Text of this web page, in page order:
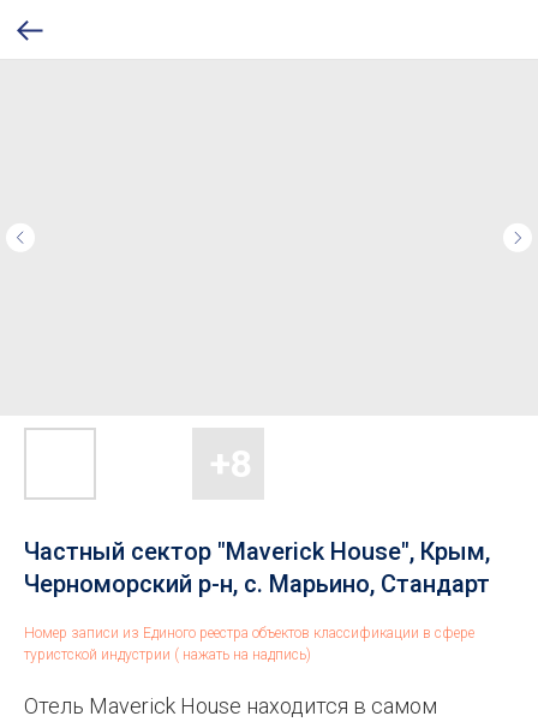
Частный сектор "Maverick House", Крым,
Черноморский р-н, с. Марьино, Стандарт
Номер записи из Единого реестра объектов классификации в сфере
туристской индустрии ( нажать на надпись)
Отель Maverick House находится в самом